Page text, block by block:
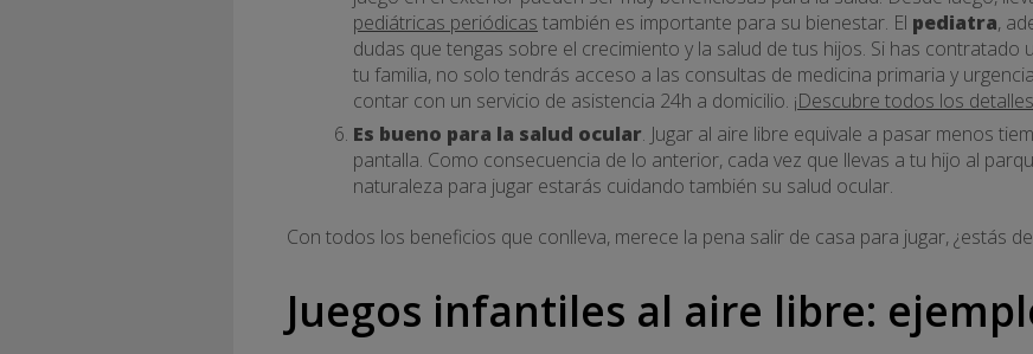
pediátricas periódicas también es importante para su bienestar. El pediatra,
dudas que tengas sobre el crecimiento y la salud de tus hijos. Si has contratado
tu familia, no solo tendrás acceso a las consultas de medicina primaria y
contar con un servicio de asistencia 24h a domicilio. ¡Descubre todos los
Es bueno para la salud ocular. Jugar al aire libre equivale a pasar menos
pantalla. Como consecuencia de lo anterior, cada vez que llevas a tu hijo al
naturaleza para jugar estarás cuidando también su salud ocular.
Con todos los beneficios que conlleva, merece la pena salir de casa para jugar, ¿estás
Juegos infantiles al aire libre: